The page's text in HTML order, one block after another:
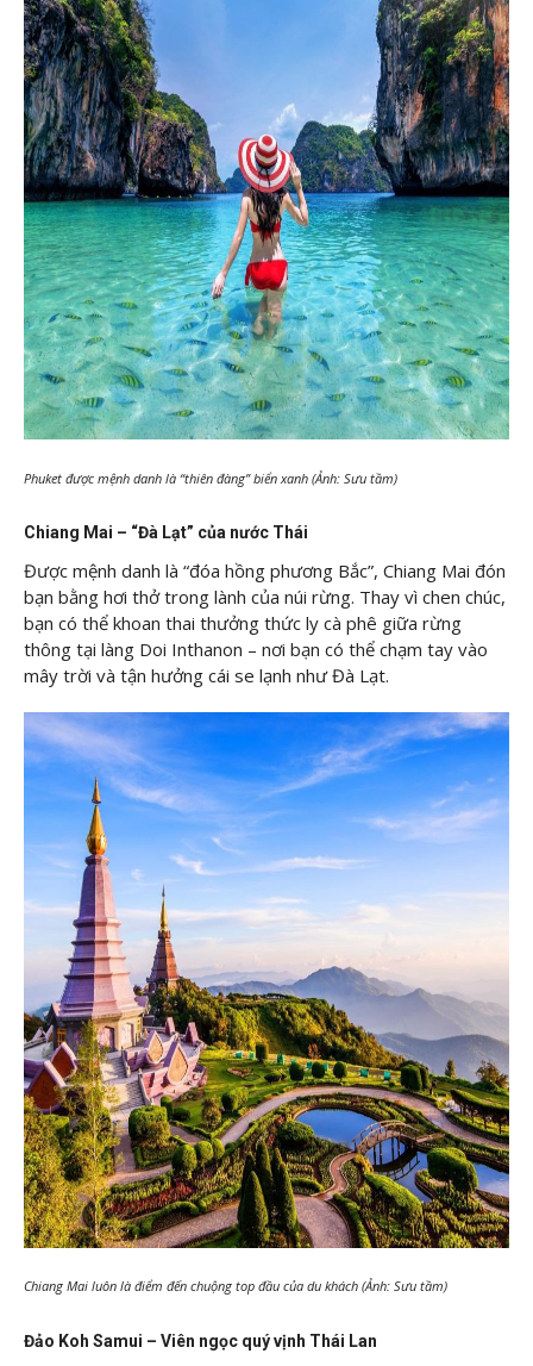
Phuket được mệnh danh là “thiên đàng” biển xanh (Ảnh: Sưu tầm)
Chiang Mai – “Đà Lạt” của nước Thái
Được mệnh danh là “đóa hồng phương Bắc”, Chiang Mai đón
bạn bằng hơi thở trong lành của núi rừng. Thay vì chen chúc,
bạn có thể khoan thai thưởng thức ly cà phê giữa rừng
thông tại làng Doi Inthanon – nơi bạn có thể chạm tay vào
mây trời và tận hưởng cái se lạnh như Đà Lạt.
Chiang Mai luôn là điểm đến chuộng top đầu của du khách (Ảnh: Sưu tầm)
Đảo Koh Samui – Viên ngọc quý vịnh Thái Lan